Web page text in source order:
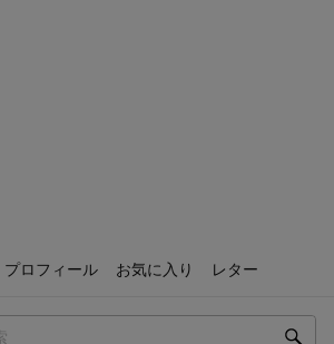
プロフィール お気に入り レター